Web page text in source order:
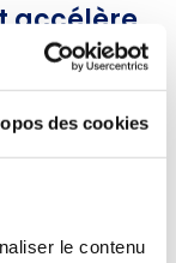
des cookies
le contenu
accélère
la filière
les startups